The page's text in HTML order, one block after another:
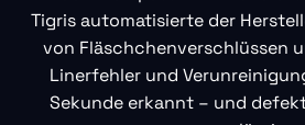
Tigris automatisierte der
von Fläschchenverschlüssen
Linerfehler und
Sekunde erkannt – und